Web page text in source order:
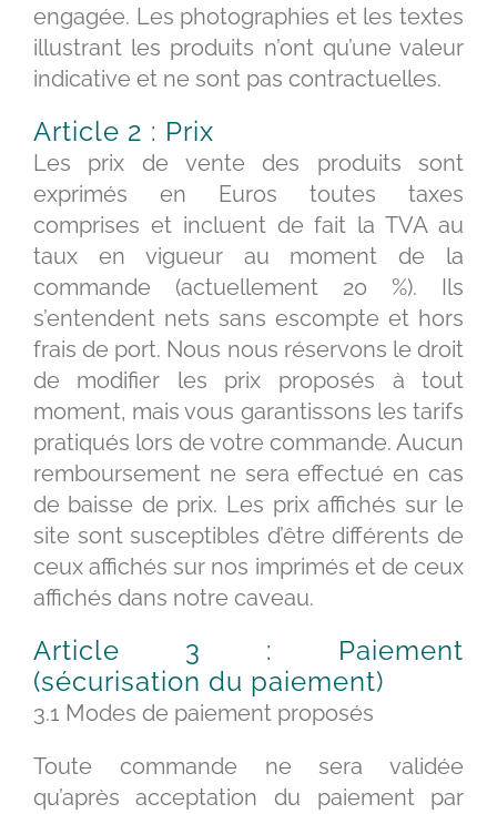
engagée. Les photographies et les textes
illustrant les produits n’ont qu’une valeur
indicative et ne sont pas contractuelles.
Article 2 : Prix
Les prix de vente des produits sont
exprimés en Euros toutes taxes
comprises et incluent de fait la TVA au
taux en vigueur au moment de la
commande (actuellement 20 %). Ils
s’entendent nets sans escompte et hors
frais de port. Nous nous réservons le droit
de modifier les prix proposés à tout
moment, mais vous garantissons les tarifs
pratiqués lors de votre commande. Aucun
remboursement ne sera effectué en cas
de baisse de prix. Les prix affichés sur le
site sont susceptibles d’être différents de
ceux affichés sur nos imprimés et de ceux
affichés dans notre caveau.
Article 3 : Paiement
(sécurisation du paiement)
3.1 Modes de paiement proposés
Toute commande ne sera validée
qu’après acceptation du paiement par